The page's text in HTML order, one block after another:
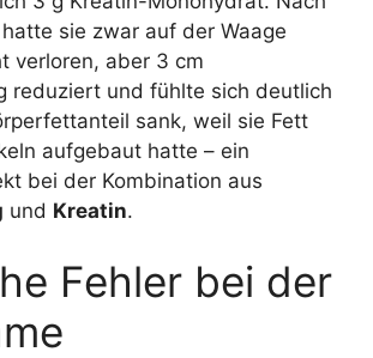
sie zwar auf der Waage
verloren, aber 3 cm
reduziert und fühlte sich deutlich
sank, weil sie Fett
aufgebaut hatte – ein
bei der Kombination aus
und Kreatin.
Fehler bei der